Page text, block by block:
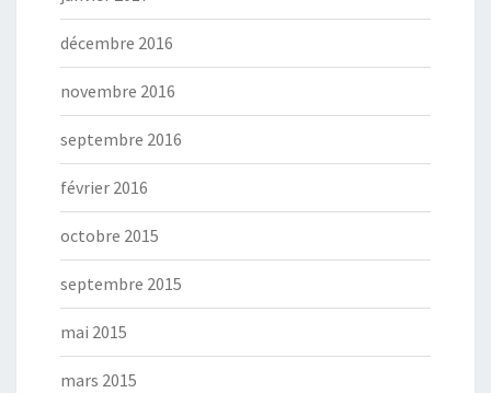
décembre 2016
novembre 2016
septembre 2016
février 2016
octobre 2015
septembre 2015
mai 2015
mars 2015